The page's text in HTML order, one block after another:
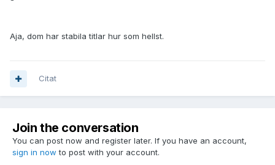
Aja, dom har stabila titlar hur som hellst.
Citat
Join the conversation
You can post now and register later. If you have an account,
sign in now to post with your account.